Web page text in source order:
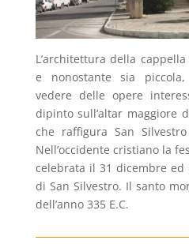
L’architettura della
e nonostante sia
vedere delle opere
dipinto sull’altar maggiore
che raffigura San
Nell’occidente cristiano la
celebrata il 31 dicembre ed
di San Silvestro. Il santo
dell’anno 335 E.C.